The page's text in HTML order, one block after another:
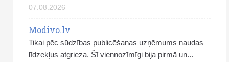
07.08.2026
Modivo.lv
Tikai pēc sūdzības publicēšanas uzņēmums naudas
līdzekļus atgrieza. Šī viennozīmīgi bija pirmā un...